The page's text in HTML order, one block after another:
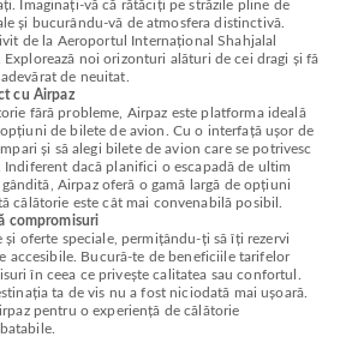
Imaginați-vă că rătăciți pe străzile pline de
și bucurându-vă de atmosfera distinctivă.
de la Aeroportul Internațional Shahjalal
noi orizonturi alături de cei dragi și fă
de neuitat.
cu Airpaz
fără probleme, Airpaz este platforma ideală
de bilete de avion. Cu o interfață ușor de
și să alegi bilete de avion care se potrivesc
dacă planifici o escapadă de ultim
Airpaz oferă o gamă largă de opțiuni
călătorie este cât mai convenabilă posibil.
compromisuri
oferte speciale, permițându-ți să îți rezervi
accesibile. Bucură-te de beneficiile tarifelor
în ceea ce privește calitatea sau confortul.
ta de vis nu a fost niciodată mai ușoară.
pentru o experiență de călătorie